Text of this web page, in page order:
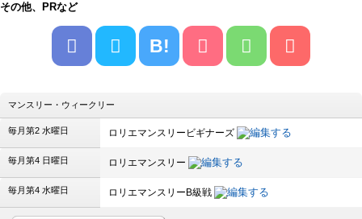
その他、PRなど
B!
マンスリー・ウィークリー
毎月第2 水曜日 ロリエマンスリービギナーズ
毎月第4 日曜日 ロリエマンスリー
毎月第4 水曜日 ロリエマンスリーB級戦